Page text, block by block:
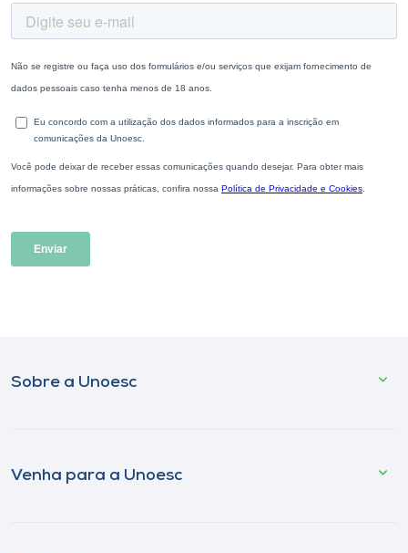
Sobre a Unoesc
Venha para a Unoesc